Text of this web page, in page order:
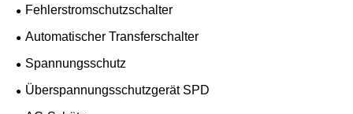
Fehlerstromschutzschalter
Automatischer Transferschalter
Spannungsschutz
Überspannungsschutzgerät SPD